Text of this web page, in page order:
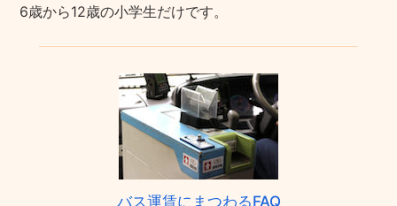
6歳から12歳の小学生だけです。
バス運賃にまつわるFAQ